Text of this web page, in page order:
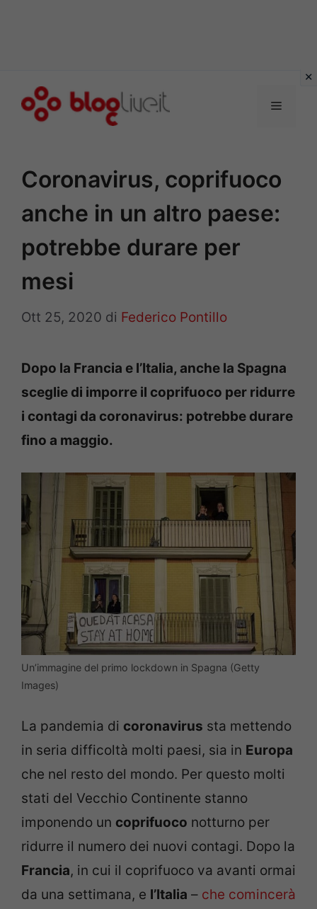
Menu
Coronavirus, coprifuoco
anche in un altro paese:
potrebbe durare per
mesi
Ott 25, 2020 di Federico Pontillo
Dopo la Francia e l’Italia, anche la Spagna
sceglie di imporre il coprifuoco per ridurre
i contagi da coronavirus: potrebbe durare
fino a maggio.
Un’immagine del primo lockdown in Spagna (Getty
Images)
La pandemia di coronavirus sta mettendo
in seria difficoltà molti paesi, sia in Europa
che nel resto del mondo. Per questo molti
stati del Vecchio Continente stanno
imponendo un coprifuoco notturno per
ridurre il numero dei nuovi contagi. Dopo la
Francia, in cui il coprifuoco va avanti ormai
da una settimana, e l’Italia – che comincerà